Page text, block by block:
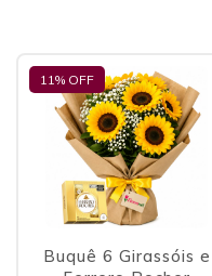
11% OFF
Buquê 6 Girassóis e